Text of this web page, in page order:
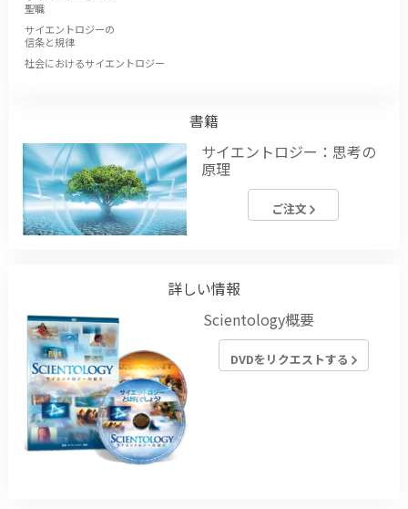
聖職
サイエントロジーの
信条と規律
社会におけるサイエントロジー
書籍
サイエントロジー：思考の
原理
ご注文
詳しい情報
Scientology概要
DVDをリクエストする